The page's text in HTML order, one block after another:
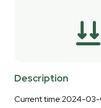
Description
Current time:2024-03-